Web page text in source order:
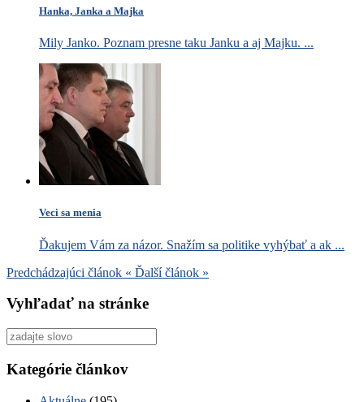
Hanka, Janka a Majka
Mily Janko. Poznam presne taku Janku a aj Majku. ...
Veci sa menia
Ďakujem Vám za názor. Snažím sa politike vyhýbať a ak ...
Predchádzajúci článok « Ďalší článok »
Vyhľadať na stránke
Vyhľadať
pre:
Kategórie článkov